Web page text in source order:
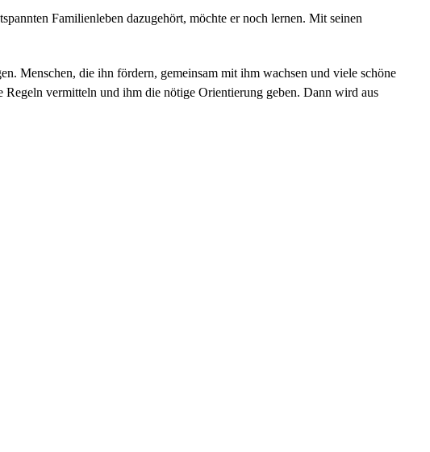
Familienleben dazugehört, möchte er noch lernen. Mit seinen
Menschen, die ihn fördern, gemeinsam mit ihm wachsen und viele schöne
vermitteln und ihm die nötige Orientierung geben. Dann wird aus